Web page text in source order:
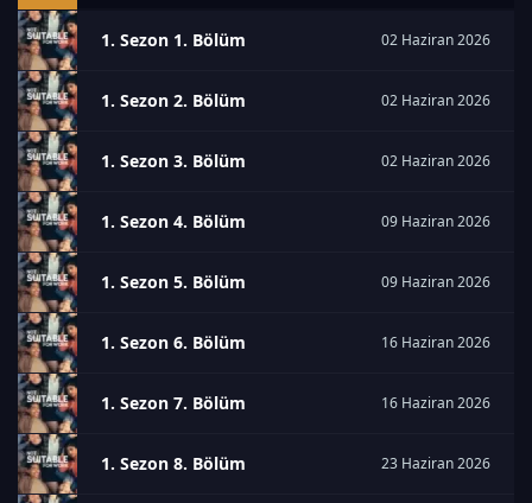
1. Sezon 1. Bölüm 02 Haziran 2026
1. Sezon 2. Bölüm 02 Haziran 2026
1. Sezon 3. Bölüm 02 Haziran 2026
1. Sezon 4. Bölüm 09 Haziran 2026
1. Sezon 5. Bölüm 09 Haziran 2026
1. Sezon 6. Bölüm 16 Haziran 2026
1. Sezon 7. Bölüm 16 Haziran 2026
1. Sezon 8. Bölüm 23 Haziran 2026